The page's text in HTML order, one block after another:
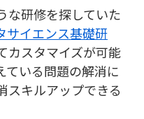
な研修を探していた
サイエンス基礎研
カスタマイズが可能
ている問題の解消に
スキルアップできる